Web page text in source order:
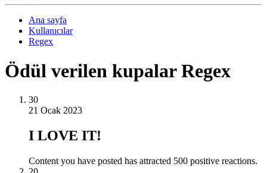
Ana sayfa
Kullanıcılar
Regex
Ödül verilen kupalar Regex
30
21 Ocak 2023
I LOVE IT!
Content you have posted has attracted 500 positive reactions.